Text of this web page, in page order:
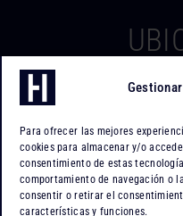
Para ofrecer las mejores
cookies para almacenar y/o
consentimiento de estas
comportamiento de navegación o
consentir o retirar el
características y funciones.
Po.
08110